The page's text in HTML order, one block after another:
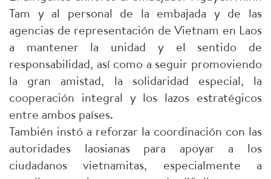
Tam y al personal de la embajada y de las
agencias de representación de Vietnam en Laos
a mantener la unidad y el sentido de
responsabilidad, así como a seguir promoviendo
la gran amistad, la solidaridad especial, la
cooperación integral y los lazos estratégicos
entre ambos países.
También instó a reforzar la coordinación con las
autoridades laosianas para apoyar a los
ciudadanos vietnamitas, especialmente a